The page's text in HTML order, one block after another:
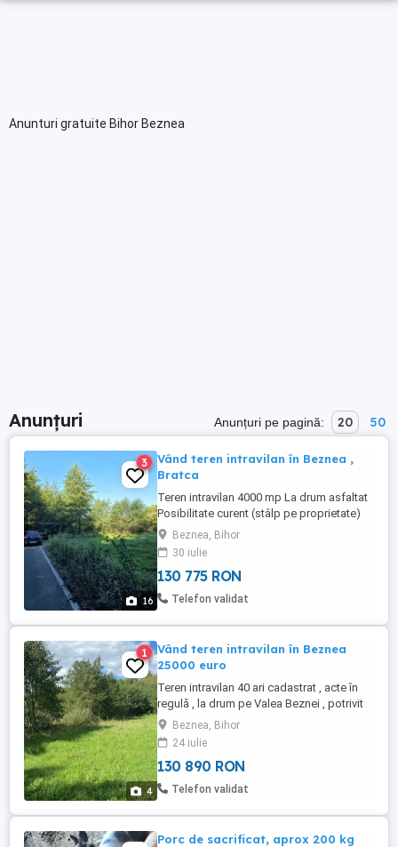
Anunturi gratuite Bihor Beznea
Anunțuri Anunțuri pe pagină: 20 50
16
3
Vând teren intravilan în Beznea ,
Bratca
Teren intravilan 4000 mp La drum asfaltat
Posibilitate curent (stâlp pe proprietate)
potrivit pentru casă , cabană , , pânză de
apă freatică ușor de accesat pentru balta
pește. Cadastrat , acte la zi , taxe la zi .
Beznea, Bihor
30 iulie
130 775 RON
Telefon validat
4
1
Vând teren intravilan în Beznea
25000 euro
Teren intravilan 40 ari cadastrat , acte în
regulă , la drum pe Valea Beznei , potrivit
pentru locuință cabana ferma etc .
Beznea, Bihor
24 iulie
130 890 RON
Telefon validat
Porc de sacrificat, aprox 200 kg